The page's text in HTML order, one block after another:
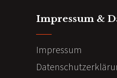
Impressum &
Impressum